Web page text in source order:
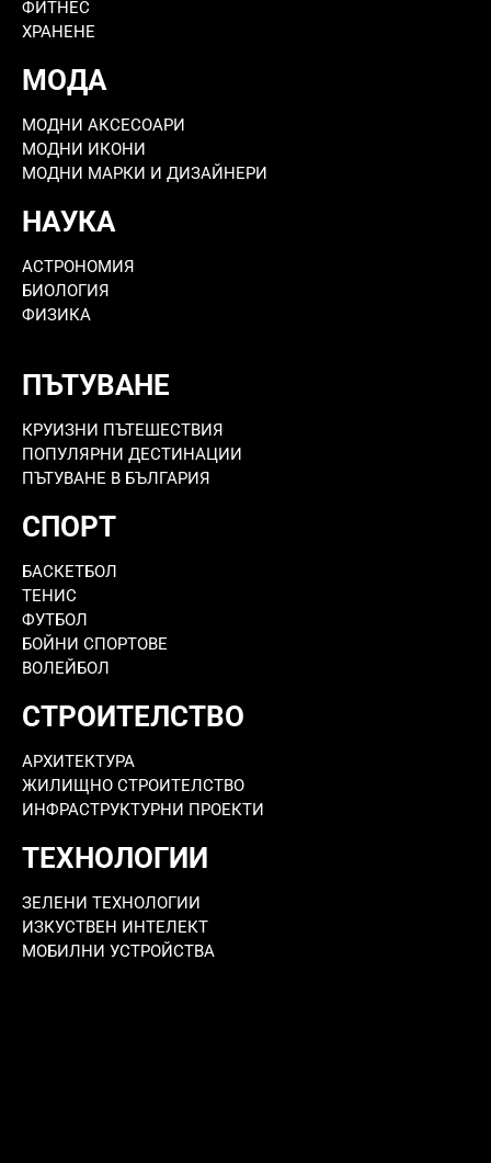
ФИТНЕС
ХРАНЕНЕ
МОДА
МОДНИ АКСЕСОАРИ
МОДНИ ИКОНИ
МОДНИ МАРКИ И ДИЗАЙНЕРИ
НАУКА
АСТРОНОМИЯ
БИОЛОГИЯ
ФИЗИКА
ПЪТУВАНЕ
КРУИЗНИ ПЪТЕШЕСТВИЯ
ПОПУЛЯРНИ ДЕСТИНАЦИИ
ПЪТУВАНЕ В БЪЛГАРИЯ
СПОРТ
БАСКЕТБОЛ
ТЕНИС
ФУТБОЛ
БОЙНИ СПОРТОВЕ
ВОЛЕЙБОЛ
СТРОИТЕЛСТВО
АРХИТЕКТУРА
ЖИЛИЩНО СТРОИТЕЛСТВО
ИНФРАСТРУКТУРНИ ПРОЕКТИ
ТЕХНОЛОГИИ
ЗЕЛЕНИ ТЕХНОЛОГИИ
ИЗКУСТВЕН ИНТЕЛЕКТ
МОБИЛНИ УСТРОЙСТВА